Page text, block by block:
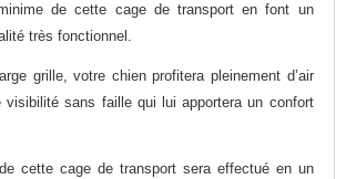
de cette cage de transport en font un
très fonctionnel.
grille, votre chien profitera pleinement d’air
visibilité sans faille qui lui apportera un confort
cette cage de transport sera effectué en un